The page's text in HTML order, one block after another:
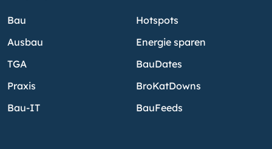
Bau
Ausbau
TGA
Praxis
Bau-IT
Hotspots
Energie sparen
BauDates
BroKatDowns
BauFeeds